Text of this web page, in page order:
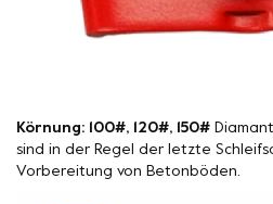
Körnung: 100#, 120#, 150#
sind in der Regel der letzte
Vorbereitung von Betonböden.